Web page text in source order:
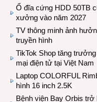
Ổ đĩa cứng HDD 50TB
xưởng vào năm 2027
TV thông minh ảnh
truyền hình
TikTok Shop tăng
mại điện tử tại Việt Nam
Laptop COLORFUL
hình 16 inch 2.5K
Bệnh viện Bay Orbis